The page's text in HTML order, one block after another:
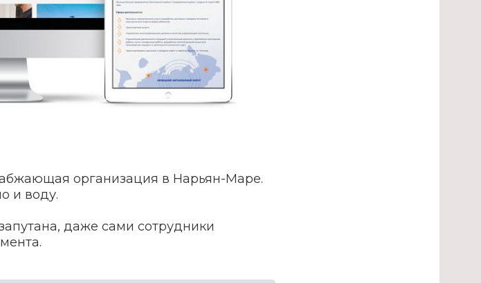
организация в Нарьян-Маре.
и воду.
даже сами сотрудники